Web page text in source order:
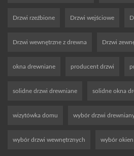
Drzwi rzeźbione Drzwi wejściowe
Drzwi wewnętrzne z drewna Drzwi
okna drewniane producent drzwi
solidne drzwi drewniane solidne okna
wizytówka domu wybór drzwi
wybór drzwi wewnętrznych wybór